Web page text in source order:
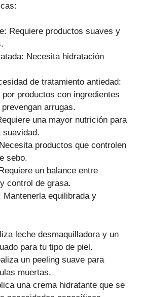
Requiere productos suaves y
Necesita hidratación
de tratamiento antiedad:
por productos con ingredientes
arrugas.
una mayor nutrición para
suavidad.
productos que controlen
sebo.
un balance entre
control de grasa.
Mantenerla equilibrada y
leche desmaquilladora y un
para tu tipo de piel.
un peeling suave para
muertas.
una crema hidratante que se